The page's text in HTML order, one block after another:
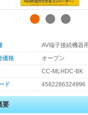
AV端子接続機器用
価格
オープン
CC-MLHDC-BK
ド
4582286324996
要